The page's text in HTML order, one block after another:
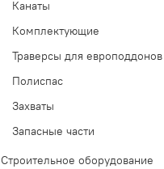
Канаты
Комплектующие
Траверсы для европоддонов
Полиспас
Захваты
Запасные части
Строительное оборудование